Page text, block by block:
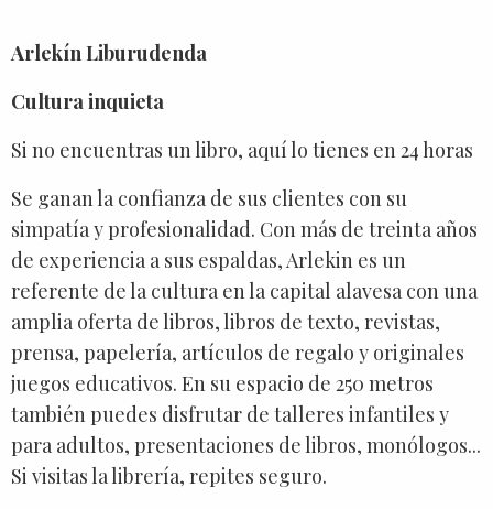
Arlekín Liburudenda
Cultura inquieta
Si no encuentras un libro, aquí lo tienes en 24 horas
Se ganan la confianza de sus clientes con su
simpatía y profesionalidad. Con más de treinta años
de experiencia a sus espaldas, Arlekin es un
referente de la cultura en la capital alavesa con una
amplia oferta de libros, libros de texto, revistas,
prensa, papelería, artículos de regalo y originales
juegos educativos. En su espacio de 250 metros
también puedes disfrutar de talleres infantiles y
para adultos, presentaciones de libros, monólogos...
Si visitas la librería, repites seguro.